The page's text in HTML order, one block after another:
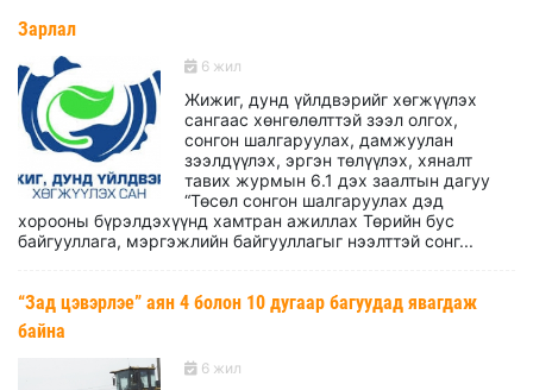
Зарлал
6 жил
Жижиг, дунд үйлдвэрийг хөгжүүлэх
сангаас хөнгөлөлттэй зээл олгох,
сонгон шалгаруулах, дамжуулан
зээлдүүлэх, эргэн төлүүлэх, хяналт
тавих журмын 6.1 дэх заалтын дагуу
“Төсөл сонгон шалгаруулах дэд
хорооны бүрэлдэхүүнд хамтран ажиллах Төрийн бус
байгууллага, мэргэжлийн байгууллагыг нээлттэй сонг...
“Зад цэвэрлэе” аян 4 болон 10 дугаар багуудад явагдаж
байна
6 жил